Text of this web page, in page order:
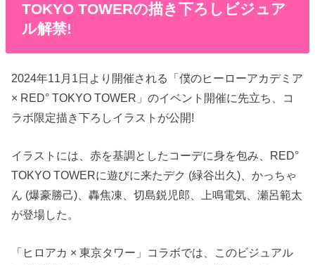
TOKYO TOWERの描き下ろしビジュア
ル解禁!
2024年11月1日より開催される「僕のヒーローアカデミア
× RED° TOKYO TOWER」のイベント開催に先立ち、コ
ラボ限定描き下ろしイラストが公開!
イラストには、赤を基調としたコーデに身を包み、RED°
TOKYO TOWERに遊びに来たデク (緑谷出久)、かっちゃ
ん (爆豪勝己)、轟焦凍、切島鋭児郎、上鳴電気、瀬呂範太
が登場した。
「ヒロアカ × 東京タワー」コラボでは、このビジュアル